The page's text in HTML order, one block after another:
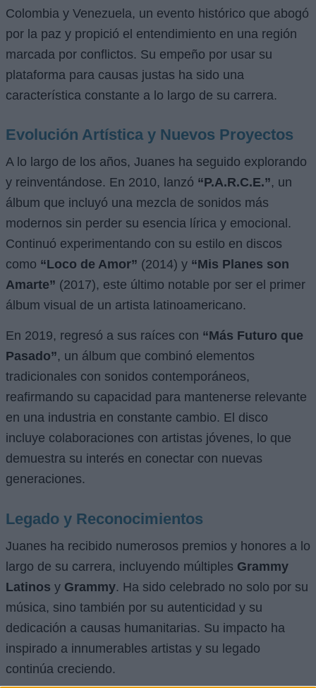
Colombia y Venezuela, un evento histórico que abogó
por la paz y propició el entendimiento en una región
marcada por conflictos. Su empeño por usar su
plataforma para causas justas ha sido una
característica constante a lo largo de su carrera.
Evolución Artística y Nuevos Proyectos
A lo largo de los años, Juanes ha seguido explorando
y reinventándose. En 2010, lanzó “P.A.R.C.E.”, un
álbum que incluyó una mezcla de sonidos más
modernos sin perder su esencia lírica y emocional.
Continuó experimentando con su estilo en discos
como “Loco de Amor” (2014) y “Mis Planes son
Amarte” (2017), este último notable por ser el primer
álbum visual de un artista latinoamericano.
En 2019, regresó a sus raíces con “Más Futuro que
Pasado”, un álbum que combinó elementos
tradicionales con sonidos contemporáneos,
reafirmando su capacidad para mantenerse relevante
en una industria en constante cambio. El disco
incluye colaboraciones con artistas jóvenes, lo que
demuestra su interés en conectar con nuevas
generaciones.
Legado y Reconocimientos
Juanes ha recibido numerosos premios y honores a lo
largo de su carrera, incluyendo múltiples Grammy
Latinos y Grammy. Ha sido celebrado no solo por su
música, sino también por su autenticidad y su
dedicación a causas humanitarias. Su impacto ha
inspirado a innumerables artistas y su legado
continúa creciendo.